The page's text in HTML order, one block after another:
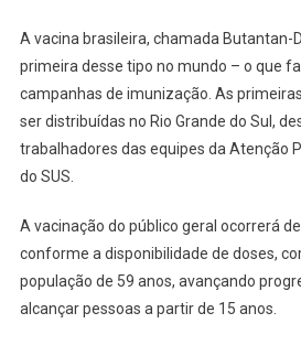
A vacina brasileira, chamada Butantan-
primeira desse tipo no mundo – o que
campanhas de imunização. As
ser distribuídas no Rio Grande do Sul,
trabalhadores das equipes da Atenção
do SUS.
A vacinação do público geral ocorrerá
conforme a disponibilidade de doses,
população de 59 anos, avançando
alcançar pessoas a partir de 15 anos.